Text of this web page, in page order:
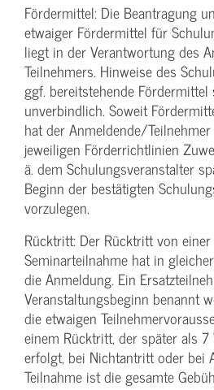
Fördermittel: Die Beantragung
etwaiger Fördermittel für
liegt in der Verantwortung des
Teilnehmers. Hinweise des
ggf. bereitstehende
unverbindlich. Soweit
hat der Anmeldende/­
jeweiligen Förderrichtlinien
ä. dem Schulungs­veranstalter
Beginn der bestätigten
vorzulegen.
Rücktritt: Der Rücktritt von
Seminarteilnahme hat in
die Anmeldung. Ein
Veranstaltungs­beginn benannt
die etwaigen
einem Rücktritt, der später als
erfolgt, bei Nichtantritt oder bei
Teilnahme ist die gesamte